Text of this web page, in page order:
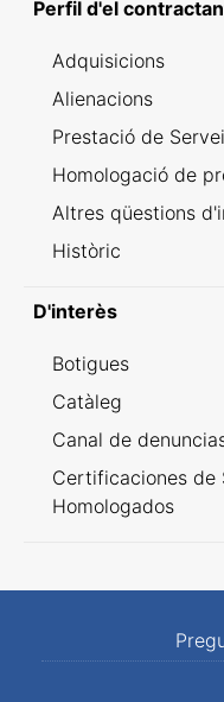
Perfil d'el
Adquisicions
Alienacions
Prestació de
Homologació de
Altres qüestions
Històric
D'interès
Botigues
Catàleg
Canal de
Certificaciones de
Homologados